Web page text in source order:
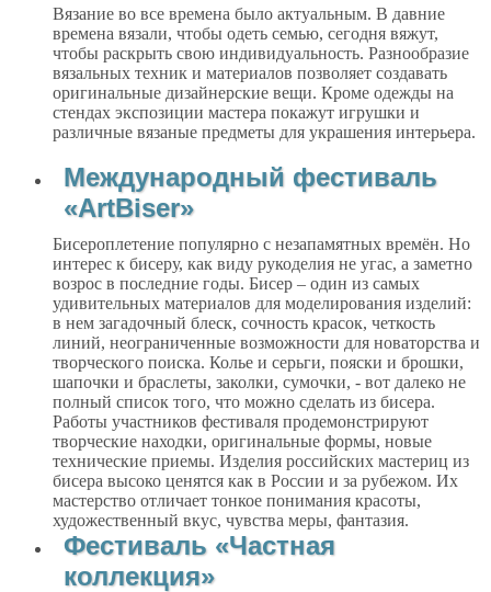
Вязание во все времена было актуальным. В давние
времена вязали, чтобы одеть семью, сегодня вяжут,
чтобы раскрыть свою индивидуальность. Разнообразие
вязальных техник и материалов позволяет создавать
оригинальные дизайнерские вещи. Кроме одежды на
стендах экспозиции мастера покажут игрушки и
различные вязаные предметы для украшения интерьера.
Международный фестиваль
«ArtBiser»
Бисероплетение популярно с незапамятных времён. Но
интерес к бисеру, как виду рукоделия не угас, а заметно
возрос в последние годы. Бисер – один из самых
удивительных материалов для моделирования изделий:
в нем загадочный блеск, сочность красок, четкость
линий, неограниченные возможности для новаторства и
творческого поиска. Колье и серьги, пояски и брошки,
шапочки и браслеты, заколки, сумочки, - вот далеко не
полный список того, что можно сделать из бисера.
Работы участников фестиваля продемонстрируют
творческие находки, оригинальные формы, новые
технические приемы. Изделия российских мастериц из
бисера высоко ценятся как в России и за рубежом. Их
мастерство отличает тонкое понимания красоты,
художественный вкус, чувства меры, фантазия.
Фестиваль «Частная
коллекция»